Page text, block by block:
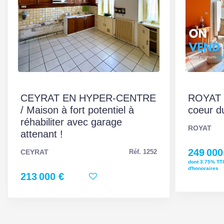
CEYRAT EN HYPER-CENTRE
/ Maison à fort potentiel à
réhabiliter avec garage
attenant !
CEYRAT Réf. 1252
213 000 €
coeur
ROYAT
249
dont 3.75%
d'honoraires